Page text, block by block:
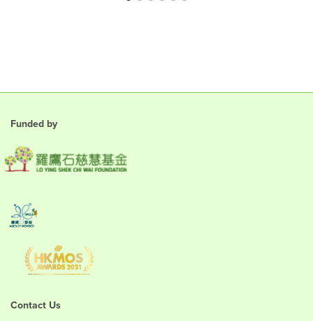
Funded by
Contact Us